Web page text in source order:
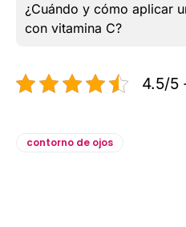
¿Cuándo y cómo aplicar
con vitamina C?
4.5/5
contorno de ojos